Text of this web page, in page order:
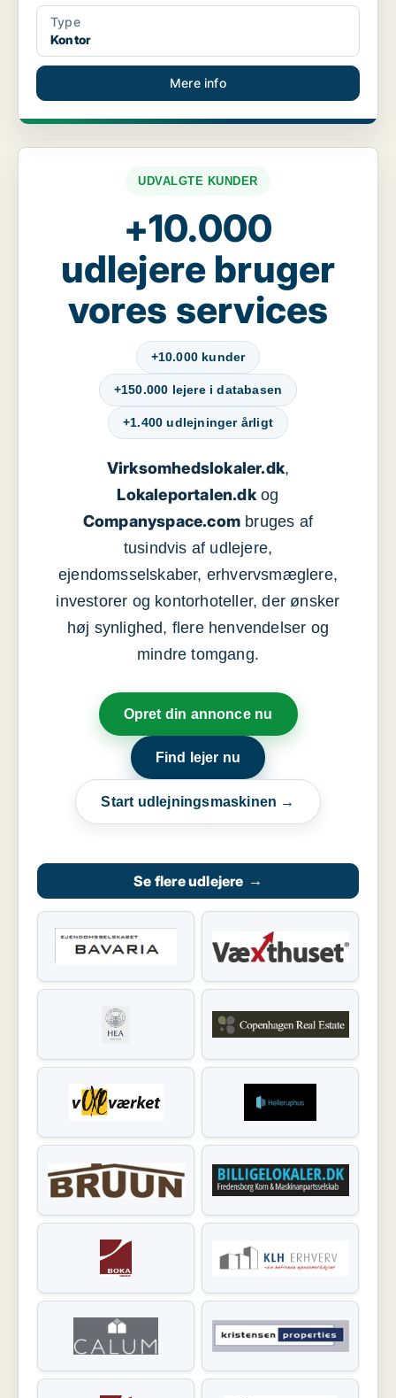
Type
Kontor
Mere info
UDVALGTE KUNDER
+10.000
udlejere bruger
vores services
+10.000 kunder
+150.000 lejere i databasen
+1.400 udlejninger årligt
Virksomhedslokaler.dk,
Lokaleportalen.dkog
Companyspace.com bruges af
tusindvis af udlejere,
ejendomsselskaber, erhvervsmæglere,
investorer og kontorhoteller, der ønsker
høj synlighed, flere henvendelser og
mindre tomgang.
Opret din annonce nu
Find lejer nu
Start udlejningsmaskinen →
Se flere udlejere →